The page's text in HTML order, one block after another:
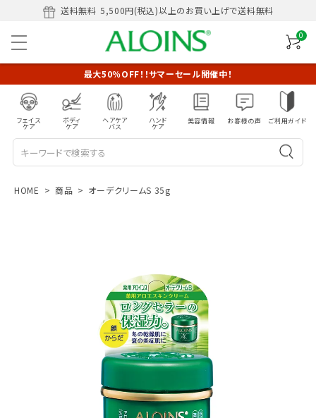
送料無料 5,500円(税込)以上のお買い上げで送料無料
0
最大50％OFF！！サマーセール開催中！
フェイス
ケア
ボディ
ケア
ヘアケア
バス
ハンド
ケア
美容情報 お客様の声 ご利用ガイド
HOME 商品 オーデクリームS 35g